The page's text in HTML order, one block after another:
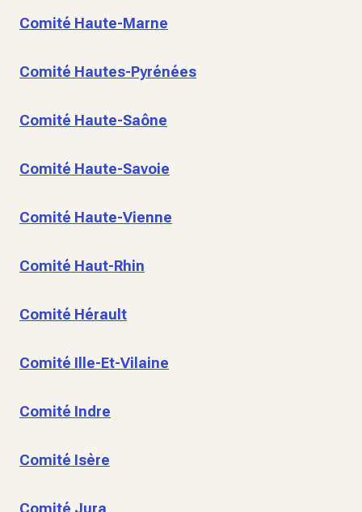
Comité Haute-Marne
Comité Hautes-Pyrénées
Comité Haute-Saône
Comité Haute-Savoie
Comité Haute-Vienne
Comité Haut-Rhin
Comité Hérault
Comité Ille-Et-Vilaine
Comité Indre
Comité Isère
Comité Jura